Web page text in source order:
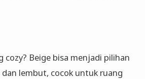
Beige bisa menjadi pilihan
lembut, cocok untuk ruang